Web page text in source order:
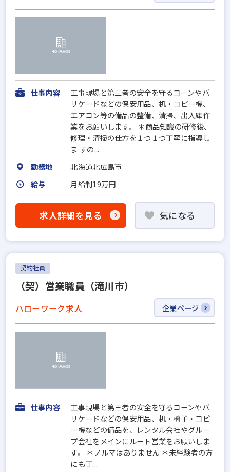
仕事内容
工事現場と第三者の安全を守るコーンやバ
リケードなどの保安用品、机・コピー機、
エアコン等の備品の整備、清掃、出入庫作
業をお願いします。 ＊商品知識の研修後、
修理・清掃の仕方を１つ１つ丁寧に指導し
ま すの...
勤務地
北海道北広島市
給与
月給制19万円
求人詳細を見る 気になる
契約社員
（契）営業職員（滝川市）
ハローワーク求人 企業ページ
仕事内容
工事現場と第三者の安全を守るコーンやバ
リケードなどの保安用品、机・椅子・コピ
ー機などの備品を、レンタル会社やグルー
プ会社をメインにルート営業をお願いしま
す。 ＊ノルマはありません ＊未経験者の方
にも丁...